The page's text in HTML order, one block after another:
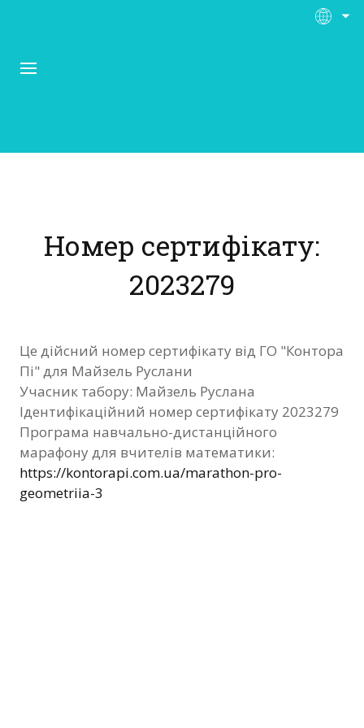
Матеріали
Нас підтримують
Фотозвіт
Видані сертифікати
Контакти
Номер сертифікату:
2023279
Це дійсний номер сертифікату від ГО "Контора
Пі" для Майзель Руслани
Учасник табору: Майзель Руслана
Ідентифікаційний номер сертифікату 2023279
Програма навчально-дистанційного
марафону для вчителів математики:
https://kontorapi.com.ua/marathon-pro-
geometriia-3